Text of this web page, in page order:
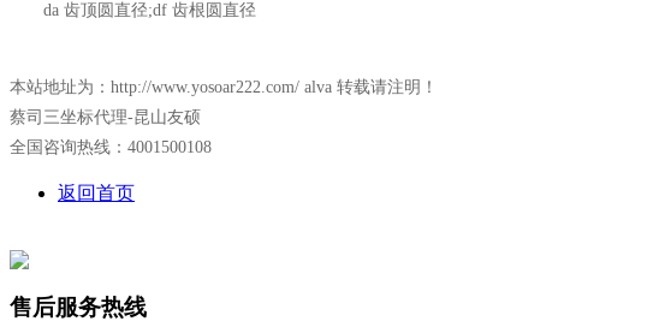
da 齿顶圆直径;df 齿根圆直径
本站地址为：http://www.yosoar222.com/ alva 转载请注明！
蔡司三坐标代理-昆山友硕
全国咨询热线：4001500108
返回首页
售后服务热线